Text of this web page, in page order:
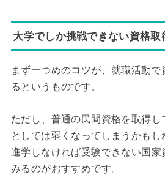
大学でしか挑戦できない資格取
まず一つめのコツが、就職活動
るというものです。
ただし、普通の民間資格を取得し
としては弱くなってしまうかも
進学しなければ受験できない国家
みるのがおすすめです。